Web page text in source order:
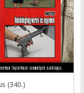
(340.)